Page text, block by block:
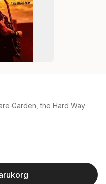
Garden, the Hard Way